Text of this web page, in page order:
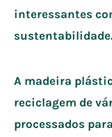
interessantes
A madeira
reciclagem de
processados